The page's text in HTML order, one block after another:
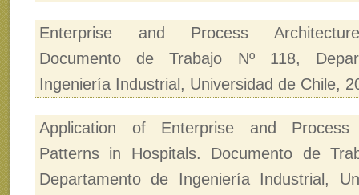
Enterprise and Process
Documento de Trabajo Nº 118,
Ingeniería Industrial, Universidad de Chile,
Application of Enterprise and Process
Patterns in Hospitals. Documento de
Departamento de Ingeniería Industrial,